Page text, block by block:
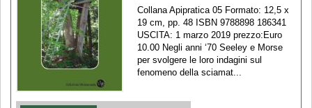
Collana Apipratica 05 Formato: 12,5 x
19 cm, pp. 48 ISBN 9788898 186341
USCITA: 1 marzo 2019 prezzo:Euro
10.00 Negli anni ‘70 Seeley e Morse
per svolgere le loro indagini sul
fenomeno della sciamat...